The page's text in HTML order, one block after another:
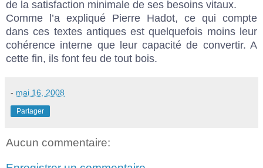
de la satisfaction minimale de ses besoins vitaux.
Comme l’a expliqué Pierre Hadot, ce qui compte
dans ces textes antiques est quelquefois moins leur
cohérence interne que leur capacité de convertir. A
cette fin, ils font feu de tout bois.
- mai 16, 2008
Partager
Aucun commentaire: